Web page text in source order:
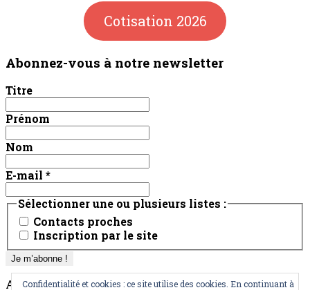
Cotisation 2026
Abonnez-vous à notre newsletter
Titre
Prénom
Nom
E-mail *
Sélectionner une ou plusieurs listes :
Contacts proches
Inscription par le site
AOTMConfidentialité et cookies : ce site utilise des cookies. En continuant à